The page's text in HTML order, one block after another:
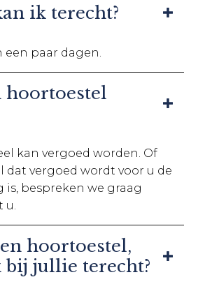
ik terecht?
een paar dagen.
hoortoestel
kan vergoed worden. Of
dat vergoed wordt voor u de
is, bespreken we graag
u.
hoortoestel,
jullie terecht?